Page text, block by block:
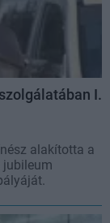
I.
alakította a
jubileum